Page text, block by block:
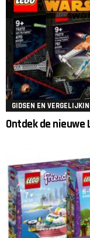
GIDSEN EN
Ontdek de